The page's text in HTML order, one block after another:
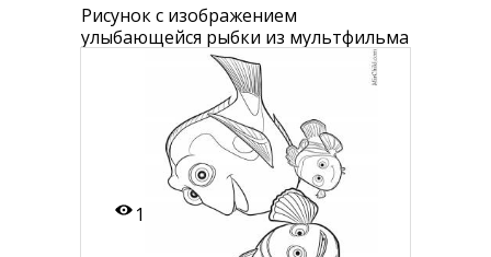
Рисунок с изображением
улыбающейся рыбки из мультфильма
1